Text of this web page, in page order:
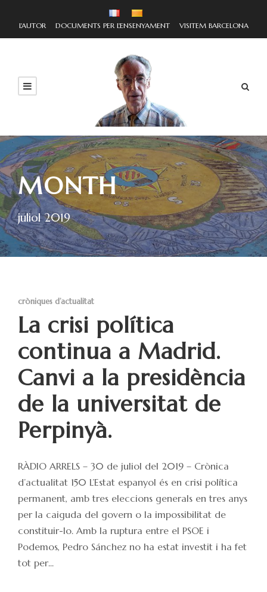
L'AUTOR DOCUMENTS PER L'ENSENYAMENT VISITEM BARCELONA
MONTH
juliol 2019
cròniques d’actualitat
La crisi política
continua a Madrid.
Canvi a la presidència
de la universitat de
Perpinyà.
RÀDIO ARRELS – 30 de juliol del 2019 – Crònica
d’actualitat 150 L’Estat espanyol és en crisi política
permanent, amb tres eleccions generals en tres anys
per la caiguda del govern o la impossibilitat de
constituir-lo. Amb la ruptura entre el PSOE i
Podemos, Pedro Sánchez no ha estat investit i ha fet
tot per...